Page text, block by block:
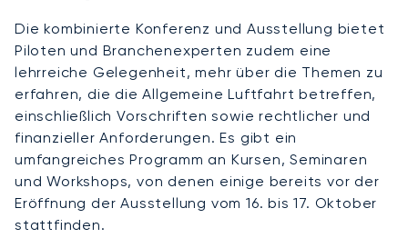
Die kombinierte Konferenz und Ausstellung bietet
Piloten und Branchenexperten zudem eine
lehrreiche Gelegenheit, mehr über die Themen zu
erfahren, die die Allgemeine Luftfahrt betreffen,
einschließlich Vorschriften sowie rechtlicher und
finanzieller Anforderungen. Es gibt ein
umfangreiches Programm an Kursen, Seminaren
und Workshops, von denen einige bereits vor der
Eröffnung der Ausstellung vom 16. bis 17. Oktober
stattfinden.